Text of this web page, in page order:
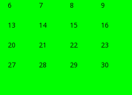
6 7 8 9
13 14 15 16
20 21 22 23
27 28 29 30